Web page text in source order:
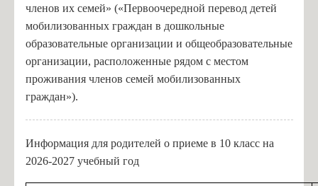
членов их семей» («Первоочередной перевод детей
мобилизованных граждан в дошкольные
образовательные организации и общеобразовательные
организации, расположенные рядом с местом
проживания членов семей мобилизованных
граждан»).
Информация для родителей о приеме в 10 класс на
2026-2027 учебный год